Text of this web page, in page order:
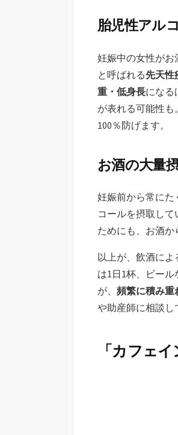
胎児性アル
妊娠中の女性がお
と呼ばれる先天性
重・低身長になる
が表れる可能性
100％防げます。
お酒の大量
妊娠前から常に
コールを摂取して
ためにも、お酒か
以上が、飲酒に
は1日1杯、ビー
が、 頻繁に積み重
や助産師に相談し
「カフェ